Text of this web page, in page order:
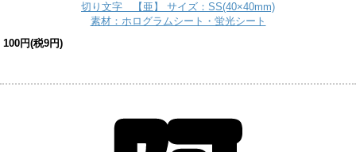
切り文字 【亜】 サイズ：SS(40×40mm)
素材：ホログラムシート・蛍光シート
100円(税9円)